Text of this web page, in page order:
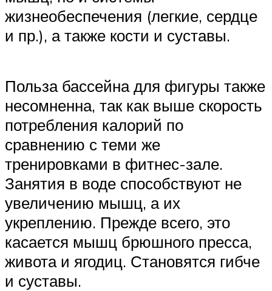
жизнеобеспечения (легкие, сердце
и пр.), а также кости и суставы.
Польза бассейна для фигуры также
несомненна, так как выше скорость
потребления калорий по
сравнению с теми же
тренировками в фитнес-зале.
Занятия в воде способствуют не
увеличению мышц, а их
укреплению. Прежде всего, это
касается мышц брюшного пресса,
живота и ягодиц. Становятся гибче
и суставы.